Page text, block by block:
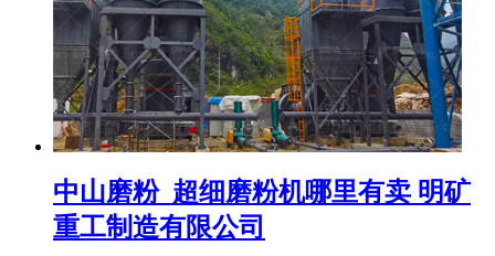
中山磨粉_超细磨粉机哪里有卖 明矿
重工制造有限公司